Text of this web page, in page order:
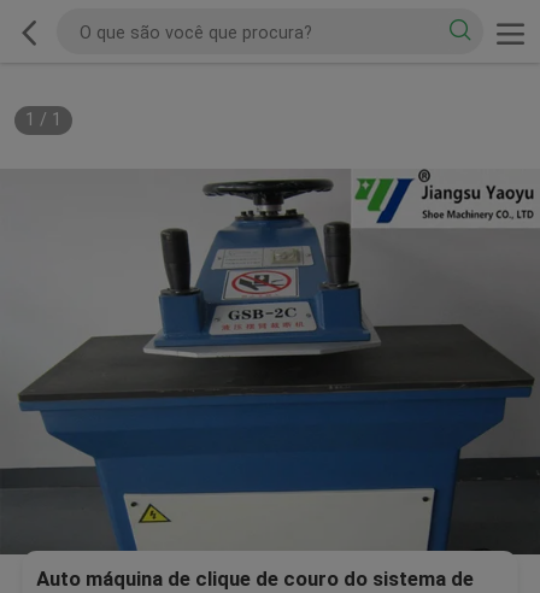
1 / 1
Auto máquina de clique de couro do sistema de